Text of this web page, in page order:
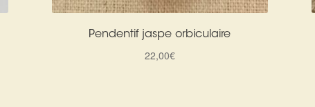
Pendentif jaspe orbiculaire
22,00€